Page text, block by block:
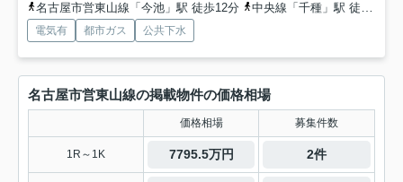
名古屋市営東山線「今池」駅 徒歩12分
中央線「千種」駅 徒歩17分
電気有 都市ガス 公共下水
名古屋市営東山線の掲載物件の価格相場
価格相場 募集件数
1R～1K 7795.5万円 2件